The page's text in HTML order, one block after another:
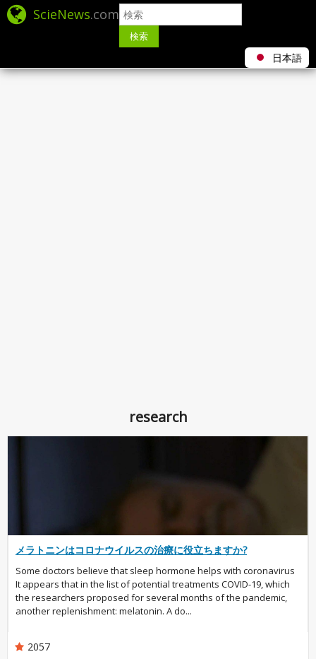
ScieNews.com
検索
日本語
research
メラトニンはコロナウイルスの治療に役立ちますか?
Some doctors believe that sleep hormone helps with coronavirus
It appears that in the list of potential treatments COVID-19, which
the researchers proposed for several months of the pandemic,
another replenishment: melatonin. A do...
2057